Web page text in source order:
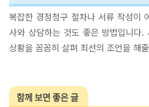
복잡한 경정청구 절차나 서류 작성이
사와 상담하는 것도 좋은 방법입니다.
상황을 꼼꼼히 살펴 최선의 조언을 해
함께 보면 좋은 글